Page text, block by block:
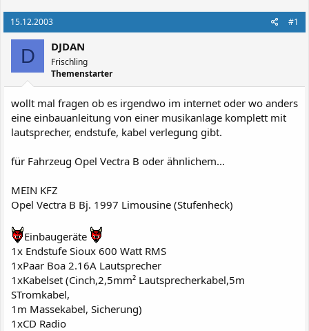
15.12.2003 #1
D DJDAN
Frischling
Themenstarter
wollt mal fragen ob es irgendwo im internet oder wo anders
eine einbauanleitung von einer musikanlage komplett mit
lautsprecher, endstufe, kabel verlegung gibt.
für Fahrzeug Opel Vectra B oder ähnlichem...
MEIN KFZ
Opel Vectra B Bj. 1997 Limousine (Stufenheck)
Einbaugeräte
1x Endstufe Sioux 600 Watt RMS
1xPaar Boa 2.16A Lautsprecher
1xKabelset (Cinch,2,5mm² Lautsprecherkabel,5m
STromkabel,
1m Massekabel, Sicherung)
1xCD Radio